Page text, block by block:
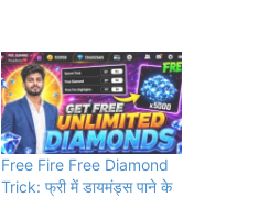
Free Fire Free Diamond
Trick: फ्री में डायमंड्स पाने के